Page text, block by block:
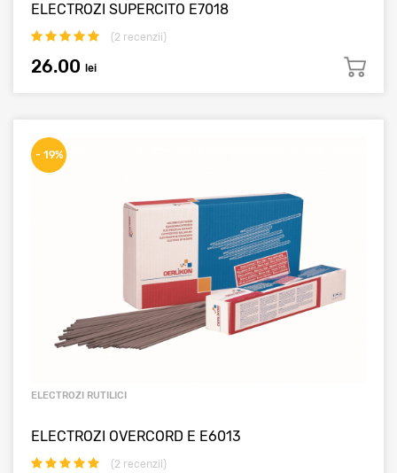
ELECTROZI SUPERCITO E7018
(2 recenzii)
26.00 lei
- 19%
ELECTROZI RUTILICI
ELECTROZI OVERCORD E E6013
(2 recenzii)